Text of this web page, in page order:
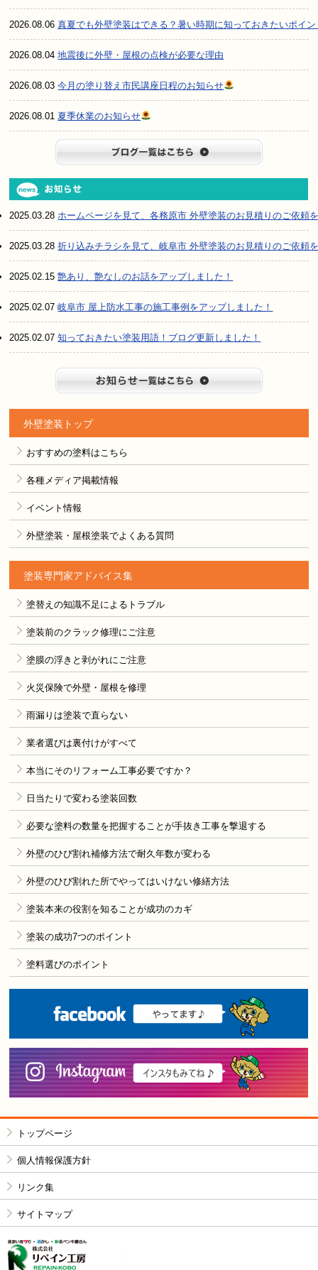
2026.08.06真夏でも外壁塗装はできる？暑い時期に知っておきたいポイン
2026.08.04地震後に外壁・屋根の点検が必要な理由
2026.08.03今月の塗り替え市民講座日程のお知らせ
2026.08.01 夏季休業のお知らせ
2025.03.28ホームページを見て、各務原市 外壁塗装のお見積りのご依頼
2025.03.28折り込みチラシを見て、岐阜市 外壁塗装のお見積りのご依頼
2025.02.15艶あり、艶なしのお話をアップしました！
2025.02.07岐阜市 屋上防水工事の施工事例をアップしました！
2025.02.07知っておきたい塗装用語！ブログ更新しました！
外壁塗装トップ
おすすめの塗料はこちら
各種メディア掲載情報
イベント情報
外壁塗装・屋根塗装でよくある質問
塗装専門家アドバイス集
塗替えの知識不足によるトラブル
塗装前のクラック修理にご注意
塗膜の浮きと剥がれにご注意
火災保険で外壁・屋根を修理
雨漏りは塗装で直らない
業者選びは裏付けがすべて
本当にそのリフォーム工事必要ですか？
日当たりで変わる塗装回数
必要な塗料の数量を把握することが手抜き工事を撃退する
外壁のひび割れ補修方法で耐久年数が変わる
外壁のひび割れた所でやってはいけない修繕方法
塗装本来の役割を知ることが成功のカギ
塗装の成功7つのポイント
塗料選びのポイント
トップページ
個人情報保護方針
リンク集
サイトマップ
株式会社リペイン工房